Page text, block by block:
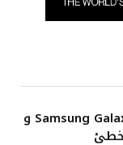
مقارنة بين Samsung Galaxy Z Fold 6 و